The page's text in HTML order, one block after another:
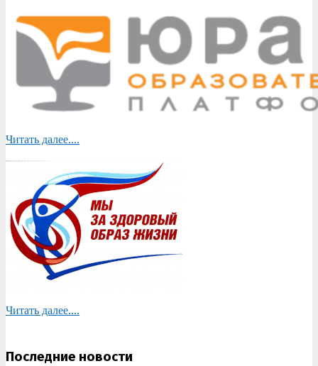
Читать далее....
Читать далее....
Последние новости